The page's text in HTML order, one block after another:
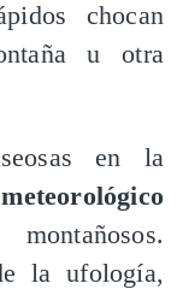
chocan
u otra
en la
la ufología,